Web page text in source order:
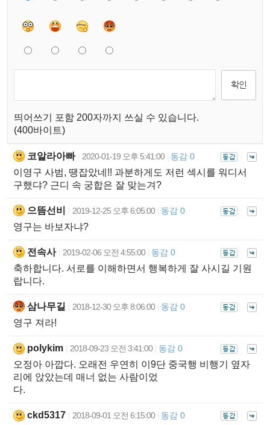
띄어쓰기 포함 200자까지 쓰실 수 있습니다.
(400바이트)
코알라아빠 2020-01-19 오후 5:41:00 동감 0
이영구 사범, 땡잡았네!! 과분하게도 저런 섹시를 워디서
구했댜? 근디 속 궁합은 잘 맞는겨?
으뜸선비 2019-12-25 오후 6:05:00 동감 0
영구는 바보자냐?
전속사 2019-02-06 오전 4:55:00 동감 0
축하합니다. 서로를 이해하면서 행복하게 잘 사시길 기원
랍니다.
삼나무길 2018-12-30 오후 8:06:00 동감 0
영구 져라!
polykim 2018-09-23 오전 3:41:00 동감 0
오정아 아깝다. 오래전 우연히 이9단 중국행 비행기 옆자
리에 앉았는데 매너 없는 사람이었
다.
ckd5317 2018-09-01 오전 6:15:00 동감 0